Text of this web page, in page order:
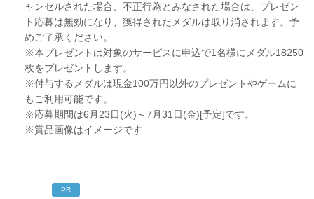
ャンセルされた場合、不正行為とみなされた場合は、プレゼン
ト応募は無効になり、獲得されたメダルは取り消されます。予
めご了承ください。
※本プレゼントは対象のサービスに申込で1名様にメダル18250
枚をプレゼントします。
※付与するメダルは現金100万円以外のプレゼントやゲームに
もご利用可能です。
※応募期間は6月23日(火)～7月31日(金)[予定]です。
※賞品画像はイメージです
PR